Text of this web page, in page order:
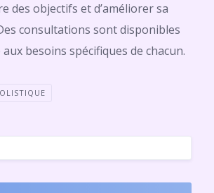
des objectifs et d’améliorer sa
consultations sont disponibles
besoins spécifiques de chacun.